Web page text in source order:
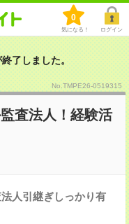
0
気になる！ ログイン
了しました。
No.TMPE26-0519315
査法人！経験活
人引継ぎしっかり有